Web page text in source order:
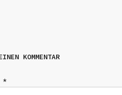
KOMMENTAR
*